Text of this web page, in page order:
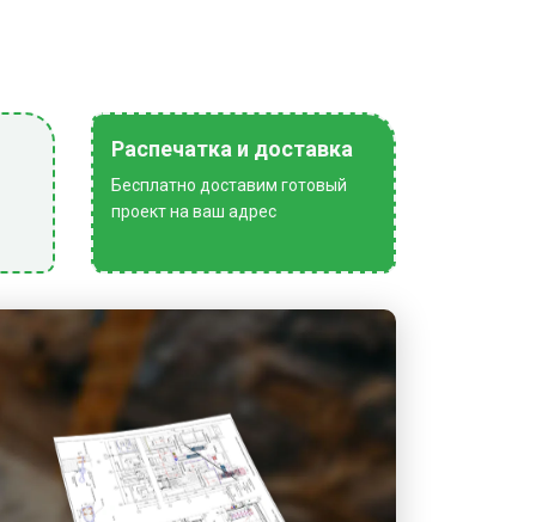
Распечатка и доставка
Бесплатно доставим готовый
проект на ваш адрес